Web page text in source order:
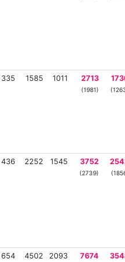
335 1585 1011 2713
(1981)
436 2252 1545 3752
(2739)
654 4502 2093 7674